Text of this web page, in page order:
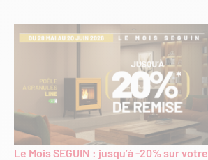
Le Mois SEGUIN : jusqu’à -20% sur votre